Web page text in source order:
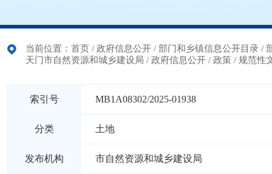
当前位置： 首页 / 政府信息公开 / 部门和乡镇信息公开目录 /
天门市自然资源和城乡建设局 / 政府信息公开 / 政策 / 规范性
索引号 MB1A08302/2025-01938
分类 土地
发布机构 市自然资源和城乡建设局